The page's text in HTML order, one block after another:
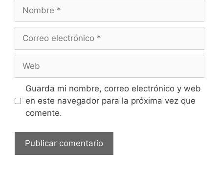
Guarda mi nombre, correo electrónico y web
en este navegador para la próxima vez que
comente.